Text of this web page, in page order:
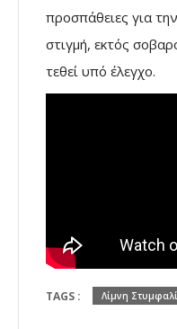
προσπάθειες για
στιγμή, εκτός
τεθεί υπό έλεγχο.
TAGS : Λίμνη